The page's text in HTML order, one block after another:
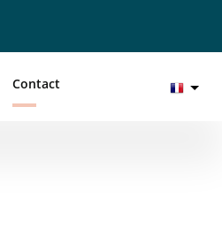
Contact